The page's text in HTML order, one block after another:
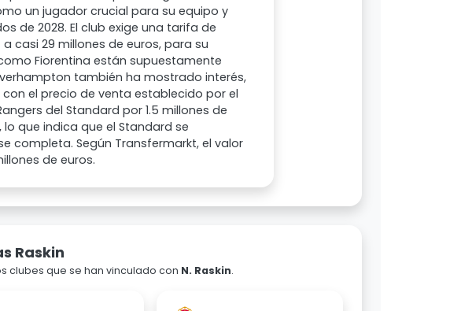
un jugador crucial para su equipo y
de 2028. El club exige una tarifa de
casi 29 millones de euros, para su
Fiorentina están supuestamente
también ha mostrado interés,
el precio de venta establecido por el
del Standard por 1.5 millones de
que indica que el Standard se
completa. Según Transfermarkt, el valor
de euros.
Raskin
clubes que se han vinculado con N. Raskin.